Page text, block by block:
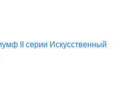
II серии Искусственный